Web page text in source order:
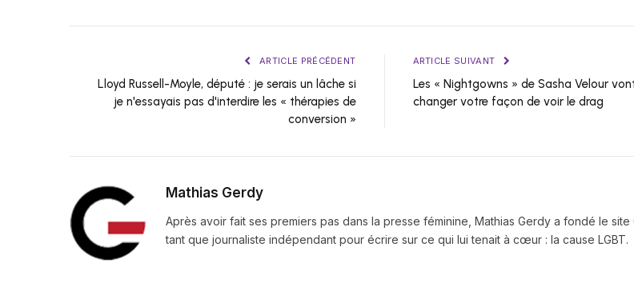
ARTICLE PRÉCÉDENT
Lloyd Russell-Moyle, député : je serais un lâche si
je n'essayais pas d'interdire les « thérapies de
conversion »
ARTICLE SUIVANT
Les « Nightgowns » de Sasha Velour
changer votre façon de voir le drag
Mathias Gerdy
Après avoir fait ses premiers pas dans la presse féminine, Mathias Gerdy a fondé le site
tant que journaliste indépendant pour écrire sur ce qui lui tenait à cœur : la cause LGBT.